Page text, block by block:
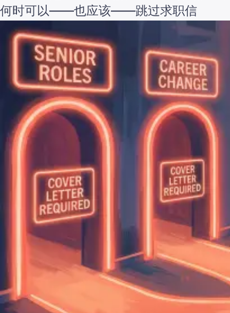
何时可以——也应该——跳过求职信